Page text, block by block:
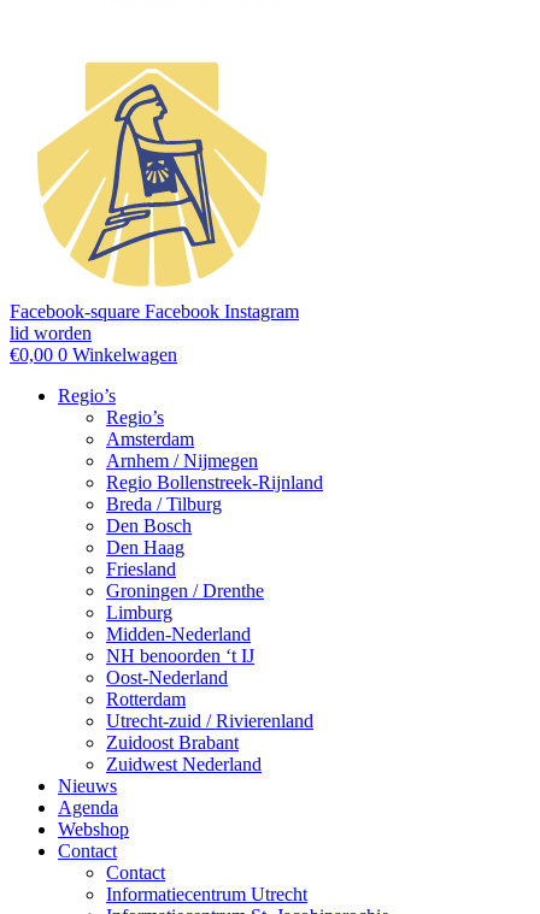
Facebook-square Facebook Instagram
lid worden
€0,00 0 Winkelwagen
Regio’s
Regio’s
Amsterdam
Arnhem / Nijmegen
Regio Bollenstreek-Rijnland
Breda / Tilburg
Den Bosch
Den Haag
Friesland
Groningen / Drenthe
Limburg
Midden-Nederland
NH benoorden ‘t IJ
Oost-Nederland
Rotterdam
Utrecht-zuid / Rivierenland
Zuidoost Brabant
Zuidwest Nederland
Nieuws
Agenda
Webshop
Contact
Contact
Informatiecentrum Utrecht